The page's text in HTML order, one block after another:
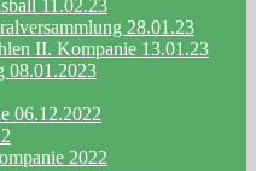
11.02.23
28.01.23
II. Kompanie 13.01.23
08.01.2023
06.12.2022
2022